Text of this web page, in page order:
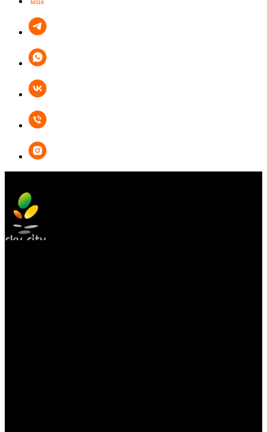
БОУЛИНГ
КУХНЯ
АФИША
АКЦИИ
ПОДАРОЧНЫЕ СЕРТИФИКАТЫ